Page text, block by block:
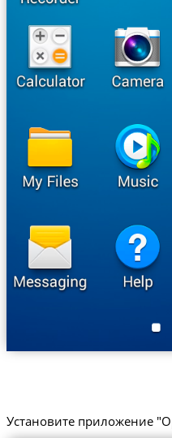
Установите приложение